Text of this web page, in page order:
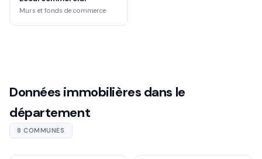
Murs et fonds de commerce
Données immobilières dans le
département
8 COMMUNES